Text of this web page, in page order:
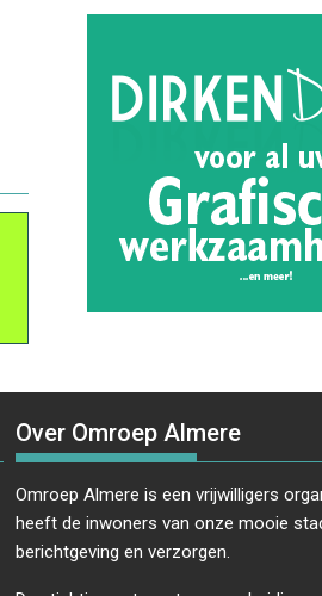
Over Omroep Almere
Omroep Almere is een vrijwilligers
heeft de inwoners van onze mooie
berichtgeving en verzorgen.